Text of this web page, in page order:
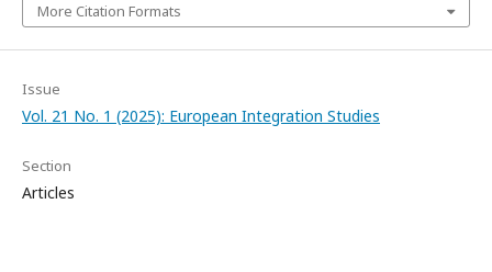
More Citation Formats
Issue
Vol. 21 No. 1 (2025): European Integration Studies
Section
Articles